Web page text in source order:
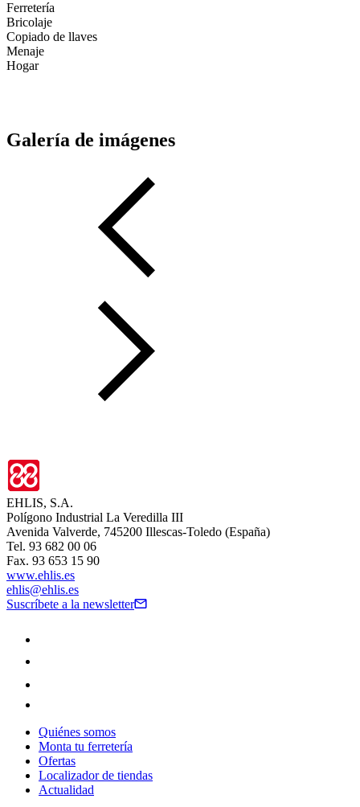
Ferretería
Bricolaje
Copiado de llaves
Menaje
Hogar
Galería de imágenes
EHLIS, S.A.
Polígono Industrial La Veredilla III
Avenida Valverde, 745200 Illescas-Toledo (España)
Tel. 93 682 00 06
Fax. 93 653 15 90
www.ehlis.es
ehlis@ehlis.es
Suscríbete a la newsletter
Quiénes somos
Monta tu ferretería
Ofertas
Localizador de tiendas
Actualidad